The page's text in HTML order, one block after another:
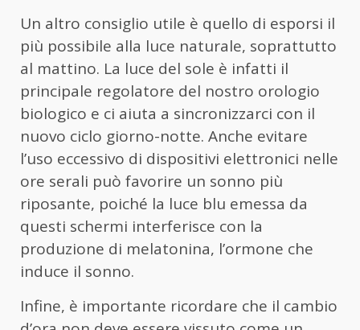
Un altro consiglio utile è quello di esporsi il
più possibile alla luce naturale, soprattutto
al mattino. La luce del sole è infatti il
principale regolatore del nostro orologio
biologico e ci aiuta a sincronizzarci con il
nuovo ciclo giorno-notte. Anche evitare
l’uso eccessivo di dispositivi elettronici nelle
ore serali può favorire un sonno più
riposante, poiché la luce blu emessa da
questi schermi interferisce con la
produzione di melatonina, l’ormone che
induce il sonno.
Infine, è importante ricordare che il cambio